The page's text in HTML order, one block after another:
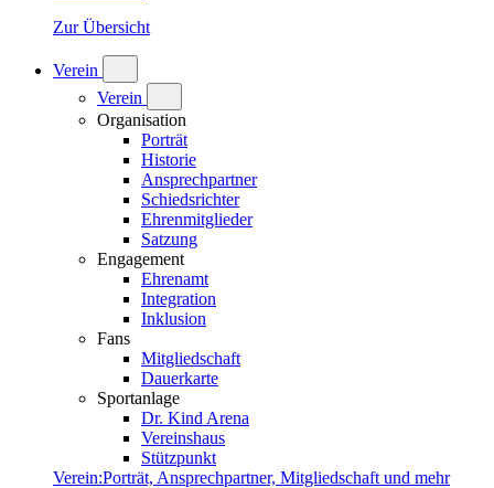
Zur Übersicht
Verein
Verein
Organisation
Porträt
Historie
Ansprechpartner
Schiedsrichter
Ehrenmitglieder
Satzung
Engagement
Ehrenamt
Integration
Inklusion
Fans
Mitgliedschaft
Dauerkarte
Sportanlage
Dr. Kind Arena
Vereinshaus
Stützpunkt
Verein:Porträt, Ansprechpartner, Mitgliedschaft und mehr